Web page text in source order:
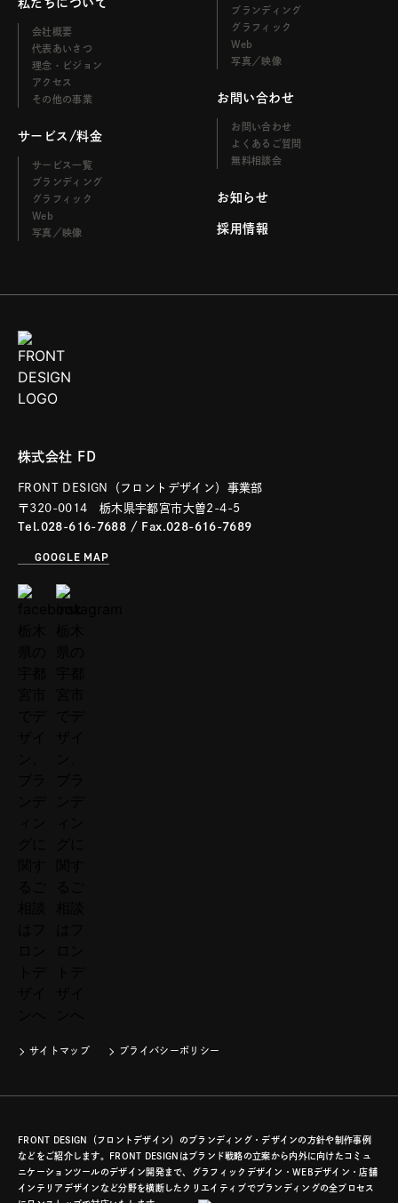
私たちについて
会社概要
代表あいさつ
理念・ビジョン
アクセス
その他の事業
サービス/料金
サービス一覧
ブランディング
グラフィック
Web
写真／映像
ブランディング
グラフィック
Web
写真／映像
お問い合わせ
お問い合わせ
よくあるご質問
無料相談会
お知らせ
採用情報
株式会社 FD
FRONT DESIGN（フロントデザイン）事業部
〒320-0014 栃木県宇都宮市大曽2-4-5
Tel.028-616-7688 / Fax.028-616-7689
GOOGLE MAP
サイトマップ プライバシーポリシー
FRONT DESIGN（フロントデザイン）のブランディング・デザインの方針や制作事例
などをご紹介します。FRONT DESIGNはブランド戦略の立案から内外に向けたコミュ
ニケーションツールのデザイン開発まで、グラフィックデザイン・WEBデザイン・店舗
インテリアデザインなど分野を横断したクリエイティブでブランディングの全プロセス